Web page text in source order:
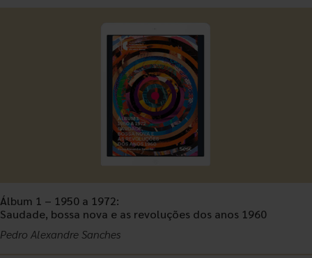
Álbum 1 – 1950 a 1972:
Saudade, bossa nova e as revoluções dos anos 1960
Pedro Alexandre Sanches